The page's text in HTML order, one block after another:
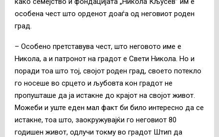
особена чест што орденот доаѓа од неговиот роден
град.
– Особено претставува чест, што неговото име е
Никола, а и патронот на градот е Свети Никола. Но и
поради тоа што тој, својот роден град, своето потекло
го носеше во срцето и љубовта кон градот не
пропушташе да ја истакне до крајот на својот живот.
Можеби и уште еден мал факт би било интересно да се
истакне, тоа што, заокружувајќи го неговиот 80
годишен живот, одлучи токму во градот Штип да